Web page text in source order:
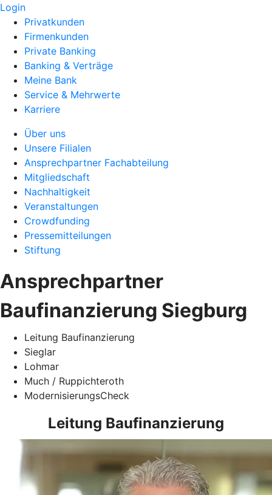
Login
Privatkunden
Firmenkunden
Private Banking
Banking & Verträge
Meine Bank
Service & Mehrwerte
Karriere
Über uns
Unsere Filialen
Ansprechpartner Fachabteilung
Mitgliedschaft
Nachhaltigkeit
Veranstaltungen
Crowdfunding
Pressemitteilungen
Stiftung
Ansprechpartner
Baufinanzierung Siegburg
Leitung Baufinanzierung
Sieglar
Lohmar
Much / Ruppichteroth
ModernisierungsCheck
Leitung Baufinanzierung